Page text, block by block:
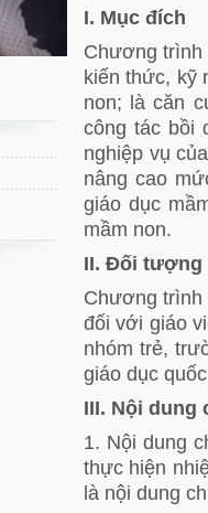
I. Mục đích
Chương trình
kiến thức, kỹ
non; là căn
công tác bồi
nghiệp vụ
nâng cao
giáo dục
mầm non.
II. Đối
Chương trình
đối với giáo
nhóm trẻ,
giáo dục
III. Nội
1. Nội dung
thực hiện
là nội dung